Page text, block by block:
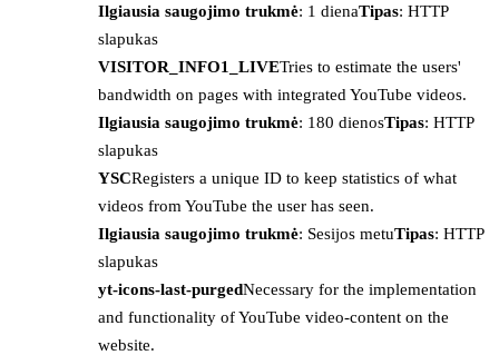
Ilgiausia saugojimo trukmė: 1 dienaTipas: HTTP
slapukas
VISITOR_INFO1_LIVETries to estimate the users'
bandwidth on pages with integrated YouTube videos.
Ilgiausia saugojimo trukmė: 180 dienosTipas: HTTP
slapukas
YSCRegisters a unique ID to keep statistics of what
videos from YouTube the user has seen.
Ilgiausia saugojimo trukmė: Sesijos metuTipas: HTTP
slapukas
yt-icons-last-purgedNecessary for the implementation
and functionality of YouTube video-content on the
website.